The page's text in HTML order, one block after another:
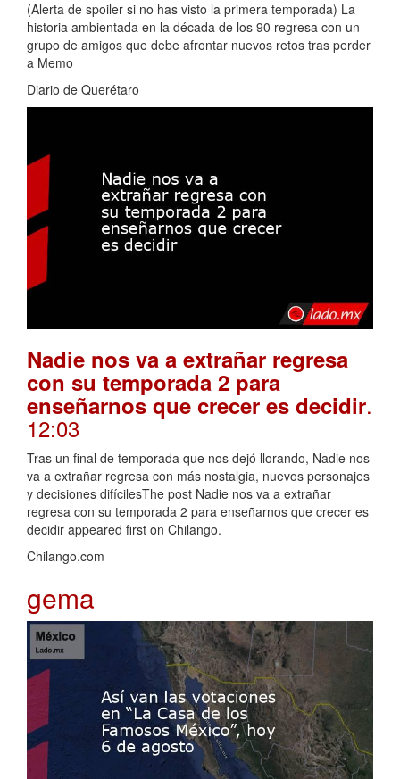
(Alerta de spoiler si no has visto la primera temporada) La
historia ambientada en la década de los 90 regresa con un
grupo de amigos que debe afrontar nuevos retos tras perder
a Memo
Diario de Querétaro
Nadie nos va a extrañar regresa
con su temporada 2 para
enseñarnos que crecer es decidir.
12:03
Tras un final de temporada que nos dejó llorando, Nadie nos
va a extrañar regresa con más nostalgia, nuevos personajes
y decisiones difícilesThe post Nadie nos va a extrañar
regresa con su temporada 2 para enseñarnos que crecer es
decidir appeared first on Chilango.
Chilango.com
gema